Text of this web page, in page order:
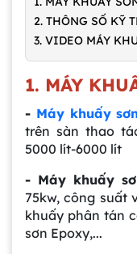
2. THÔNG SỐ KỸ
3. VIDEO MÁY
1. MÁY
- Máy khuấy
trên sàn thao
5000 lít-6000 lít
- Máy khuấy
75kw, công suất
khuấy phân tán
sơn Epoxy,...